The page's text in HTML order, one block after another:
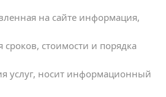
на сайте информация,
сроков, стоимости и порядка
услуг, носит информационный